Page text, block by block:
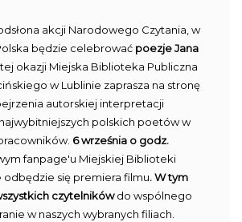
akcji Narodowego Czytania, w
będzie celebrować poezje Jana
tej okazji Miejska Biblioteka Publiczna
w Lublinie zaprasza na stronę
autorskiej interpretacji
polskich poetów w
6 września o godz.
fanpage'u Miejskiej Biblioteki
odbędzie się premiera filmu. W tym
czytelnikówdo wspólnego
w naszych wybranych filiach.